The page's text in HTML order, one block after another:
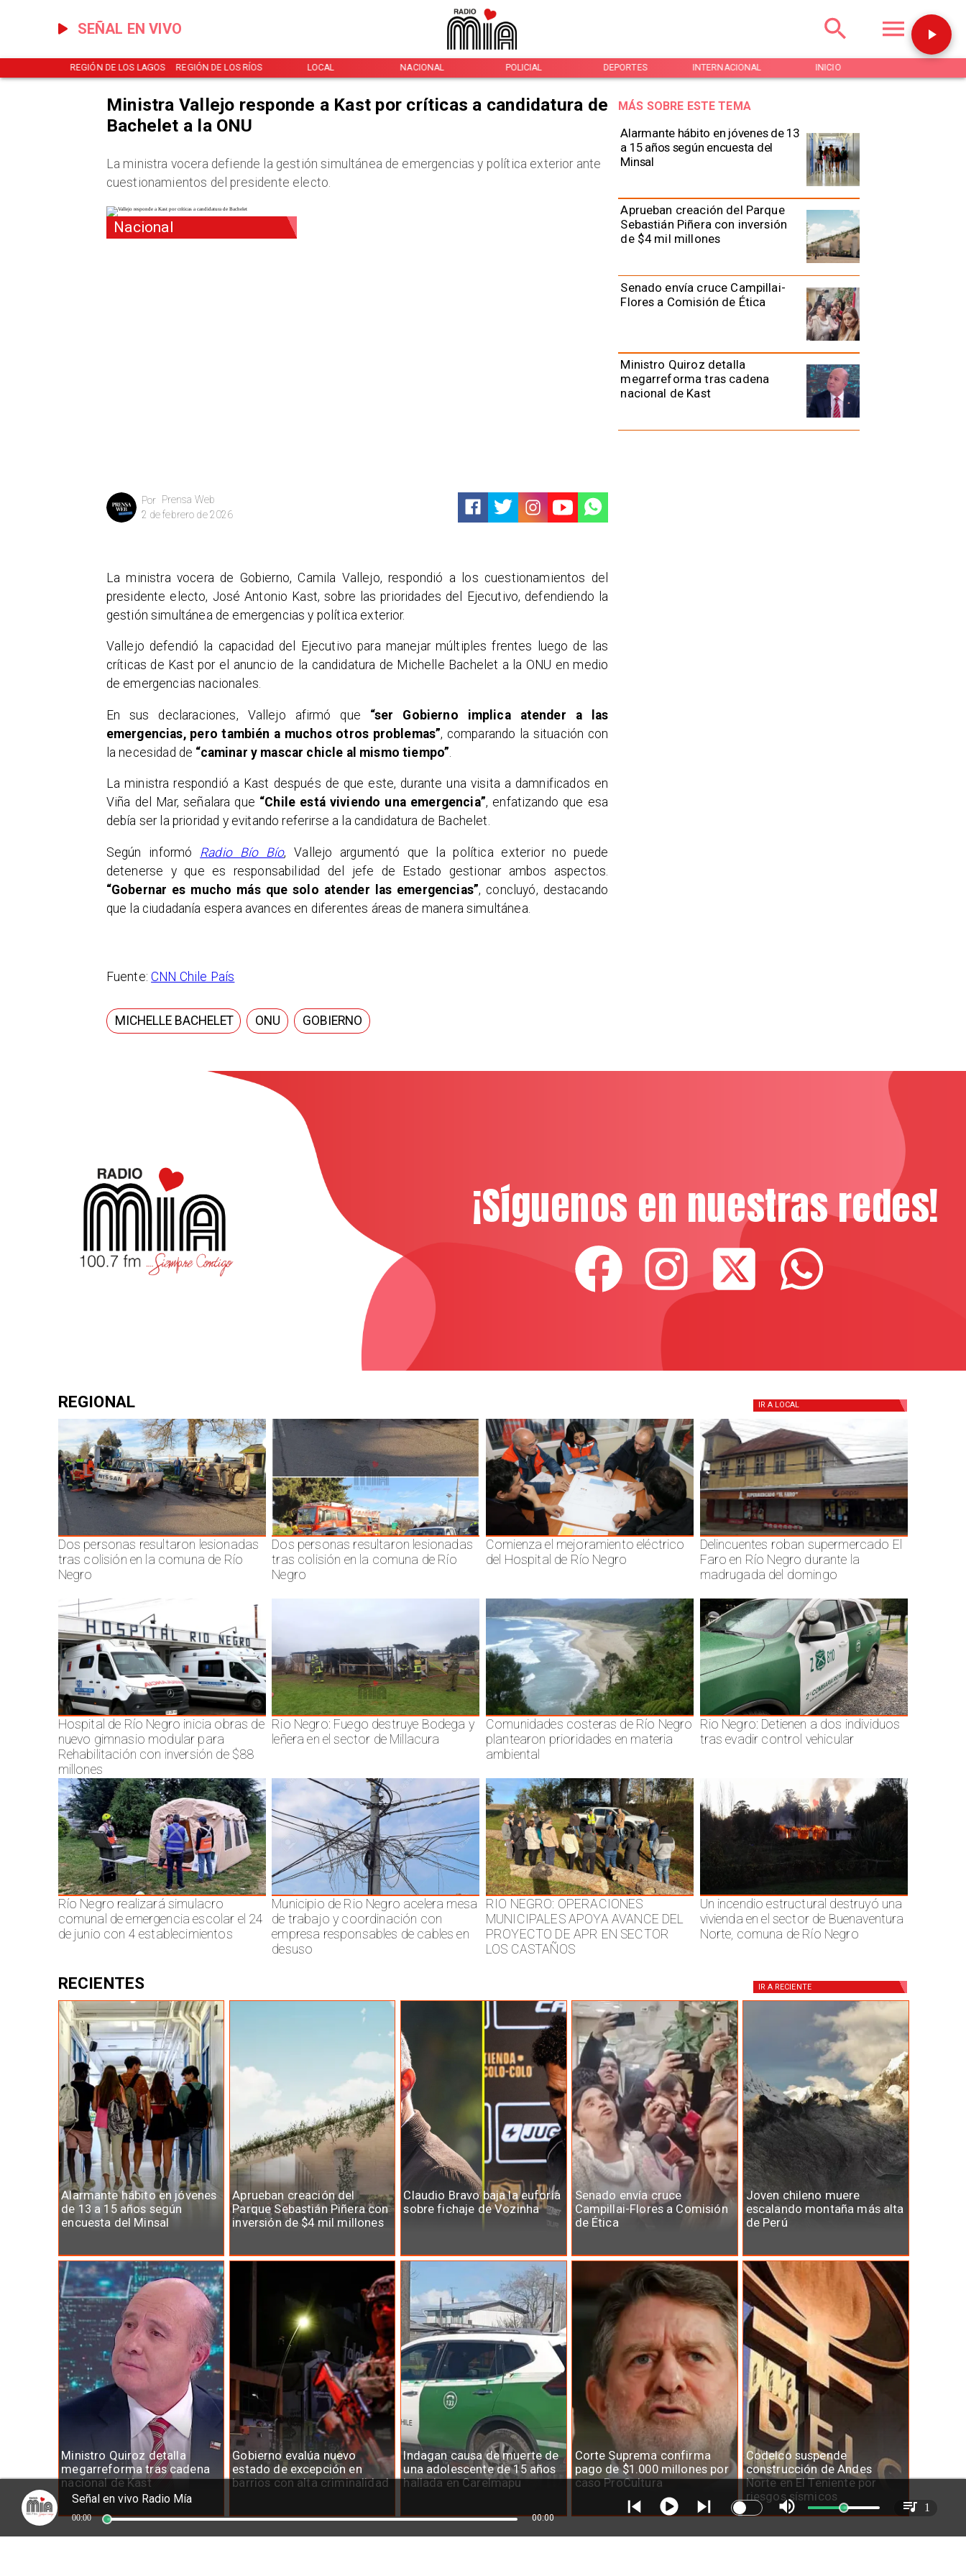
SEÑAL EN VIVO
REGIÓN DE LOS LAGOS REGIÓN DE LOS RÍOS LOCAL NACIONAL POLICIAL DEPORTES INTERNACIONAL INICIO
Nacional
Prensa Web
Por
2 de febrero de 2026
Alarmante hábito en jóvenes de 13
a 15 años según encuesta del
Minsal
Aprueban creación del Parque
Sebastián Piñera con inversión
de $4 mil millones
Senado envía cruce Campillai-
Flores a Comisión de Ética
Ministro Quiroz detalla
megarreforma tras cadena
nacional de Kast
MÁS SOBRE ESTE TEMA
Ministra Vallejo responde a Kast por críticas a candidatura de
Bachelet a la ONU
La ministra vocera defiende la gestión simultánea de emergencias y política exterior ante
cuestionamientos del presidente electo.
La ministra vocera de Gobierno, Camila Vallejo, respondió a los cuestionamientos del
presidente electo, José Antonio Kast, sobre las prioridades del Ejecutivo, defendiendo la
gestión simultánea de emergencias y política exterior.
Vallejo defendió la capacidad del Ejecutivo para manejar múltiples frentes luego de las
críticas de Kast por el anuncio de la candidatura de Michelle Bachelet a la ONU en medio
de emergencias nacionales.
En sus declaraciones, Vallejo afirmó que “ser Gobierno implica atender a las
emergencias, pero también a muchos otros problemas”, comparando la situación con
la necesidad de “caminar y mascar chicle al mismo tiempo”
La ministra respondió a Kast después de que este, durante una visita a damnificados en
Viña del Mar, señalara que “Chile está viviendo una emergencia”, enfatizando que esa
debía ser la prioridad y evitando referirse a la candidatura de Bachelet.
Según informó Radio Bío Bío, Vallejo argumentó que la política exterior no puede
detenerse y que es responsabilidad del jefe de Estado gestionar ambos aspectos.
“Gobernar es mucho más que solo atender las emergencias”, concluyó, destacando
que la ciudadanía espera avances en diferentes áreas de manera simultánea.
Fuente:CNN Chile País
MICHELLE BACHELET ONU GOBIERNO
¡Síguenos en nuestras redes!
REGIONAL IR A LOCAL
Dos personas resultaron lesionadas
tras colisión en la comuna de Río
Negro
Dos personas resultaron lesionadas
tras colisión en la comuna de Río
Negro
Comienza el mejoramiento eléctrico
del Hospital de Río Negro
Delincuentes roban supermercado El
Faro en Río Negro durante la
madrugada del domingo
Hospital de Río Negro inicia obras de
nuevo gimnasio modular para
Rehabilitación con inversión de $88
millones
Rio Negro: Fuego destruye Bodega y
leñera en el sector de Millacura
Comunidades costeras de Río Negro
plantearon prioridades en materia
ambiental
Rio Negro: Detienen a dos individuos
tras evadir control vehicular
Río Negro realizará simulacro
comunal de emergencia escolar el 24
de junio con 4 establecimientos
Municipio de Rio Negro acelera mesa
de trabajo y coordinación con
empresa responsables de cables en
desuso
RIO NEGRO: OPERACIONES
MUNICIPALES APOYA AVANCE DEL
PROYECTO DE APR EN SECTOR
LOS CASTAÑOS
Un incendio estructural destruyó una
vivienda en el sector de Buenaventura
Norte, comuna de Río Negro
Alarmante hábito en jóvenes
de 13 a 15 años según
encuesta del Minsal
Aprueban creación del
Parque Sebastián Piñera con
inversión de $4 mil millones
Claudio Bravo baja la euforia
sobre fichaje de Vozinha
Senado envía cruce
Campillai-Flores a Comisión
de Ética
Joven chileno muere
escalando montaña más alta
de Perú
Ministro Quiroz detalla
megarreforma tras cadena
nacional de Kast
Gobierno evalúa nuevo
estado de excepción en
barrios con alta criminalidad
Indagan causa de muerte de
una adolescente de 15 años
hallada en Carelmapu
Corte Suprema confirma
pago de $1.000 millones por
caso ProCultura
Codelco suspende
construcción de Andes
Norte en El Teniente por
riesgos sísmicos
RECIENTES IR A RECIENTE
Señal en vivo Radio Mía
00:00 00:00
1